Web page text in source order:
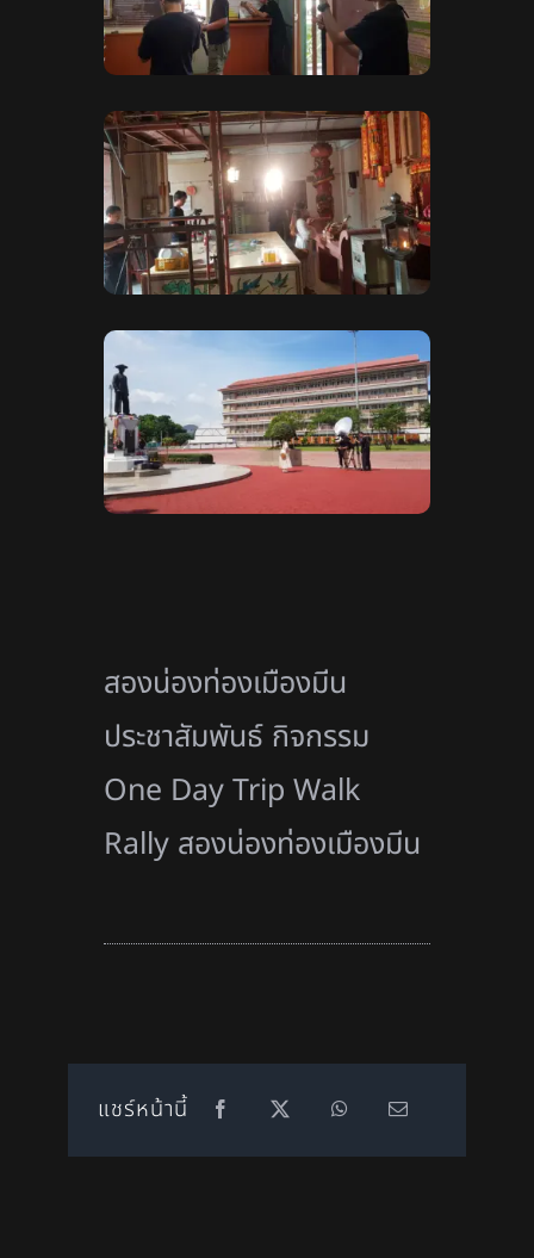
สองน่องท่องเมืองมีน
ประชาสัมพันธ์ กิจกรรม
One Day Trip Walk
Rally สองน่องท่องเมืองมีน
แชร์หน้านี้